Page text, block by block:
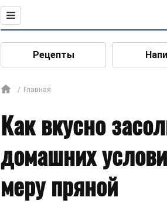
Рецепты
Главная
Как вкусно
домашних
меру пряной